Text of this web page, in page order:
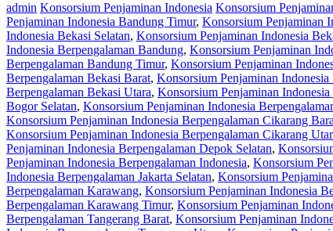
admin Konsorsium Penjaminan Indonesia Konsorsium
Penjaminan Indonesia Bandung Timur, Konsorsium Penjaminan
Indonesia Bekasi Selatan, Konsorsium Penjaminan Indonesia
Indonesia Berpengalaman Bandung, Konsorsium Penjaminan
Berpengalaman Bandung Timur, Konsorsium Penjaminan
Berpengalaman Bekasi Barat, Konsorsium Penjaminan
Berpengalaman Bekasi Utara, Konsorsium Penjaminan
Bogor Selatan, Konsorsium Penjaminan Indonesia
Konsorsium Penjaminan Indonesia Berpengalaman Cikarang
Konsorsium Penjaminan Indonesia Berpengalaman Cikarang
Penjaminan Indonesia Berpengalaman Depok Selatan,
Penjaminan Indonesia Berpengalaman Indonesia, Konsorsium
Indonesia Berpengalaman Jakarta Selatan, Konsorsium
Berpengalaman Karawang, Konsorsium Penjaminan Indonesia
Berpengalaman Karawang Timur, Konsorsium Penjaminan
Berpengalaman Tangerang Barat, Konsorsium Penjaminan